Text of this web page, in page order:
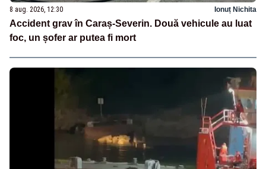
8 aug. 2026, 12:30 Ionuț Nichita
Accident grav în Caraș-Severin. Două vehicule au luat
foc, un șofer ar putea fi mort